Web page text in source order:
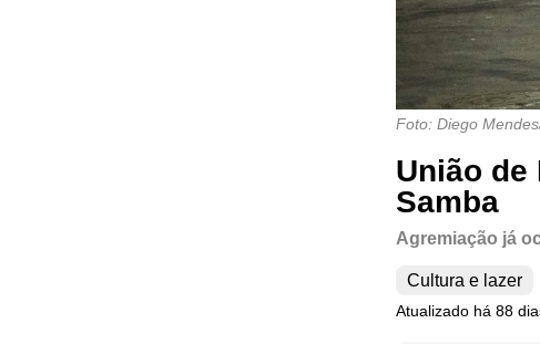
Foto: Diego
União de
Samba
Agremiação já
Cultura e lazer
Atualizado há 88